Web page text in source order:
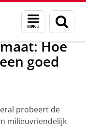
Menu
en
zoeken
Hoe
goed
bij aan een
probeert de
milieuvriendelijk